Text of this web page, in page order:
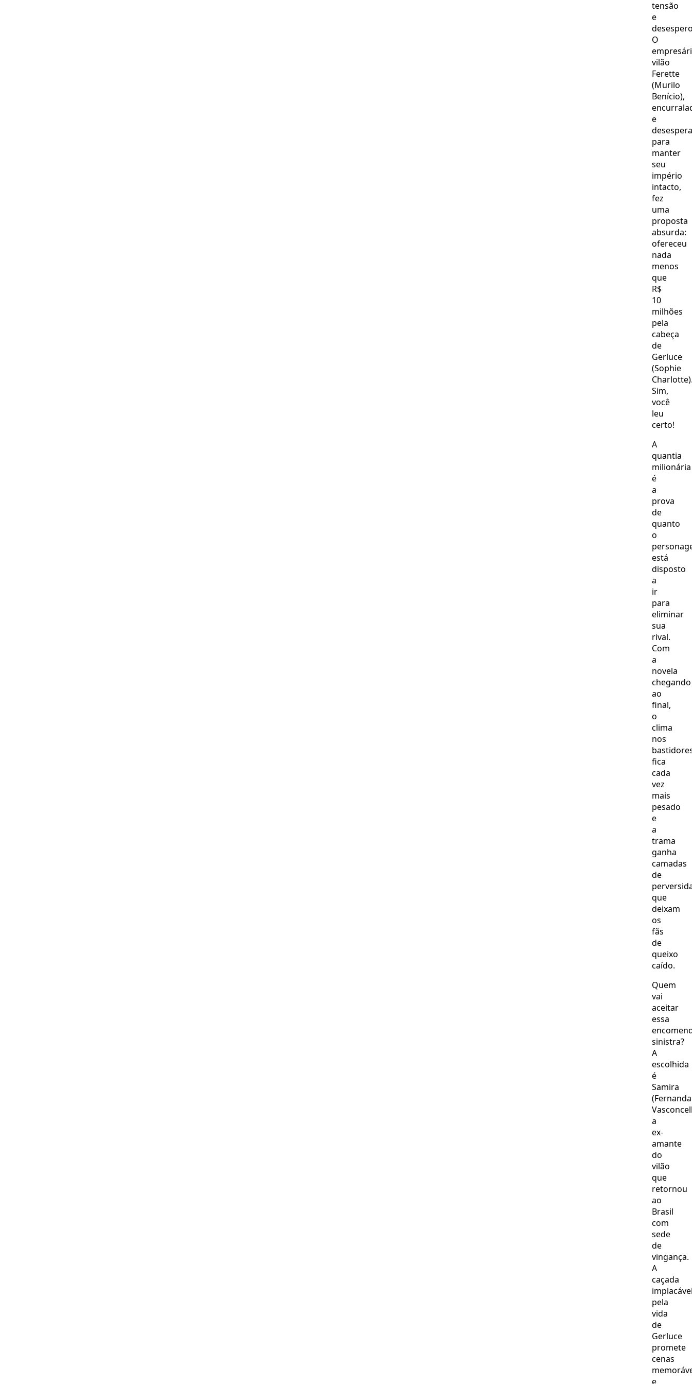
tensão
e
O
vilão
Ferette
(Murilo
Benício),
e
para
manter
seu
império
intacto,
fez
uma
proposta
absurda:
ofereceu
nada
menos
que
R$
10
milhões
pela
cabeça
de
Gerluce
(Sophie
Sim,
você
leu
certo!
A
quantia
milionária
é
a
prova
de
quanto
o
está
disposto
a
ir
para
eliminar
sua
rival.
Com
a
novela
chegando
ao
final,
o
clima
nos
fica
cada
vez
mais
pesado
e
a
trama
ganha
camadas
de
que
deixam
os
fãs
de
queixo
caído.
Quem
vai
aceitar
essa
sinistra?
A
escolhida
é
Samira
(Fernanda
a
ex-
amante
do
vilão
que
retornou
ao
Brasil
com
sede
de
vingança.
A
caçada
pela
vida
de
Gerluce
promete
cenas
e
ação